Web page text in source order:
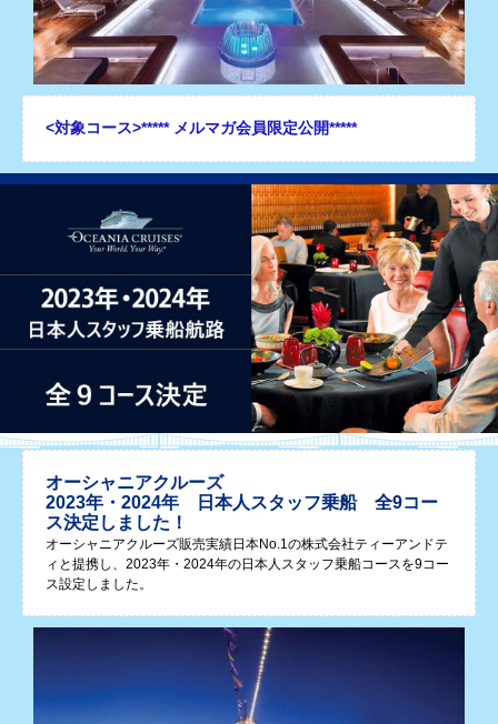
<対象コース>***** メルマガ会員限定公開*****
オーシャニアクルーズ
2023年・2024年
日本人スタッフ乗船 全9コー
ス決定しました！
オーシャニアクルーズ販売実績日本No.1の株式会社ティーアンドテ
ィと提携し、2023年・2024年の日本人スタッフ乗船コースを9コー
ス設定しました。